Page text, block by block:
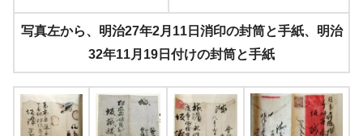
写真左から、明治27年2月11日消印の封筒と手紙、明治
32年11月19日付けの封筒と手紙